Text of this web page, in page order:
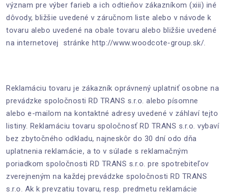
význam pre výber farieb a ich odtieňov zákazníkom (xiii) iné
dôvody, bližšie uvedené v záručnom liste alebo v návode k
tovaru alebo uvedené na obale tovaru alebo bližšie uvedené
na internetovej stránke http://www.woodcote-group.sk/.
Reklamáciu tovaru je zákazník oprávnený uplatniť osobne na
prevádzke spoločnosti RD TRANS s.r.o. alebo písomne
alebo e-mailom na kontaktné adresy uvedené v záhlaví tejto
listiny. Reklamáciu tovaru spoločnosť RD TRANS s.r.o. vybaví
bez zbytočného odkladu, najneskôr do 30 dní odo dňa
uplatnenia reklamácie, a to v súlade s reklamačným
poriadkom spoločnosti RD TRANS s.r.o. pre spotrebiteľov
zverejneným na každej prevádzke spoločnosti RD TRANS
s.r.o. Ak k prevzatiu tovaru, resp. predmetu reklamácie